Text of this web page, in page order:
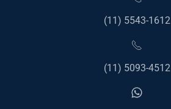
(11) 5543-1612
(11) 5093-4512